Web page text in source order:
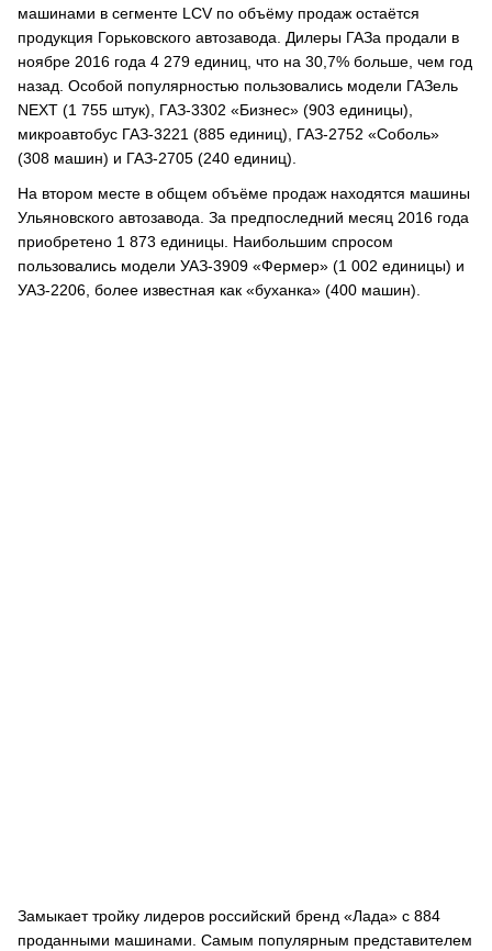
машинами в сегменте LCV по объёму продаж остаётся
продукция Горьковского автозавода. Дилеры ГАЗа продали в
ноябре 2016 года 4 279 единиц, что на 30,7% больше, чем год
назад. Особой популярностью пользовались модели ГАЗель
NEXT (1 755 штук), ГАЗ-3302 «Бизнес» (903 единицы),
микроавтобус ГАЗ-3221 (885 единиц), ГАЗ-2752 «Соболь»
(308 машин) и ГАЗ-2705 (240 единиц).
На втором месте в общем объёме продаж находятся машины
Ульяновского автозавода. За предпоследний месяц 2016 года
приобретено 1 873 единицы. Наибольшим спросом
пользовались модели УАЗ-3909 «Фермер» (1 002 единицы) и
УАЗ-2206, более известная как «буханка» (400 машин).
Замыкает тройку лидеров российский бренд «Лада» с 884
проданными машинами. Самым популярным представителем